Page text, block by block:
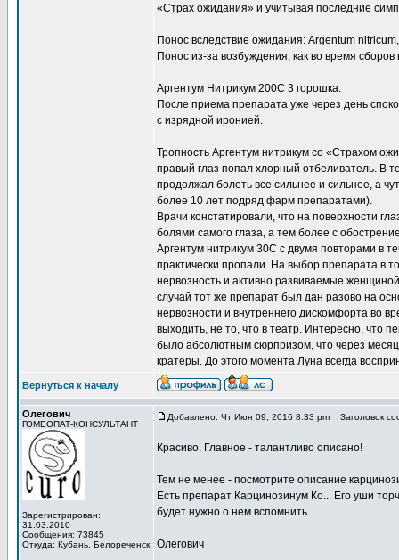
«Страх ожидания» и учитывая последние
Понос вследствие ожидания: Argentum
Понос из-за возбуждения, как во время
Аргентум Нитрикум 200С 3 горошка.
После приема препарата уже через день
с изрядной иронией.
Тропность Аргентум нитрикум со «Страхом
правый глаз попал хлорный отбеливатель. В
продолжал болеть все сильнее и сильнее, а
более 10 лет подряд фарм препаратами).
Врачи констатировали, что на поверхности
болями самого глаза, а тем более с
Аргентум нитрикум 30С с двумя повторами в
практически пропали. На выбор препарата в
нервозность и активно развиваемые
случай тот же препарат был дан разово на
нервозности и внутреннего дискомфорта во
выходить, не то, что в театр. Интересно, что
было абсолютным сюрпризом, что через
кратеры. До этого момента Луна всегда
Вернуться к началу
Олегович
ГОМЕОПАТ-КОНСУЛЬТАНТ
Зарегистрирован:
31.03.2010
Сообщения: 73845
Откуда: Кубань, Белореченск
Добавлено: Чт Июн 09, 2016 8:33 pm Заголовок
Красиво. Главное - талантливо описано!
Тем не менее - посмотрите описание
Есть препарат Карцинозинум Ко... Его уши
будет нужно о нем вспомнить.
Олегович